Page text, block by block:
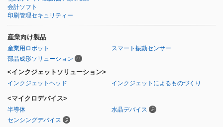
会計ソフト
印刷管理セキュリティー
産業向け製品
産業用ロボット
スマート振動センサー
部品成形ソリューション
<インクジェットソリューション>
インクジェットヘッド インクジェットによるものづくり
<マイクロデバイス>
半導体
水晶デバイス
センシングデバイス